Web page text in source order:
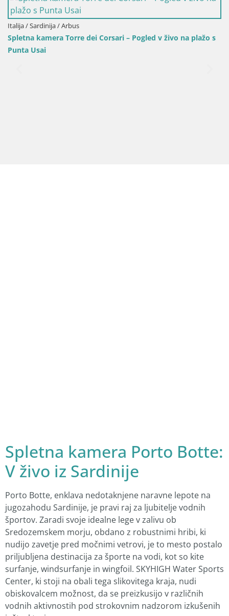
– Pogled v živo na plažo s
Spletna kamera Porto Botte:
V živo iz Sardinije
Porto Botte, enklava nedotaknjene naravne lepote na
jugozahodu Sardinije, je pravi raj za ljubitelje vodnih
športov. Zaradi svoje idealne lege v zalivu ob
Sredozemskem morju, obdano z robustnimi hribi, ki
nudijo zavetje pred močnimi vetrovi, je to mesto postalo
priljubljena destinacija za športe na vodi, kot so kite
surfanje, windsurfanje in wingfoil. SKYHIGH Water Sports
Center, ki stoji na obali tega slikovitega kraja, nudi
obiskovalcem možnost, da se preizkusijo v različnih
vodnih aktivnostih pod strokovnim nadzorom izkušenih